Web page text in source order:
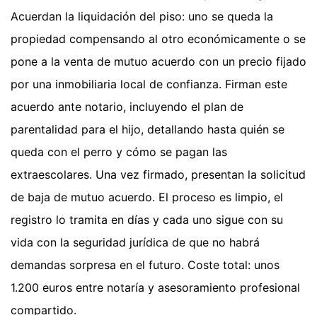
Acuerdan la liquidación del piso: uno se queda la
propiedad compensando al otro económicamente o se
pone a la venta de mutuo acuerdo con un precio fijado
por una inmobiliaria local de confianza. Firman este
acuerdo ante notario, incluyendo el plan de
parentalidad para el hijo, detallando hasta quién se
queda con el perro y cómo se pagan las
extraescolares. Una vez firmado, presentan la solicitud
de baja de mutuo acuerdo. El proceso es limpio, el
registro lo tramita en días y cada uno sigue con su
vida con la seguridad jurídica de que no habrá
demandas sorpresa en el futuro. Coste total: unos
1.200 euros entre notaría y asesoramiento profesional
compartido.